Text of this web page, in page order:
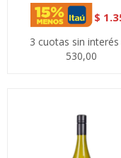
$
3 cuotas sin interés
530,00